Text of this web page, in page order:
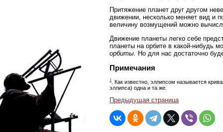
Притяжение планет друг другом
движении, несколько меняет вид и
величину возмущений можно
Движение планеты легко себе
планеты на орбите в какой-нибудь
орбиты. Но для нас достаточно
Примечания
1
. Как известно, эллипсом называется
эллипса) одна и та же.
Предыдущая страница